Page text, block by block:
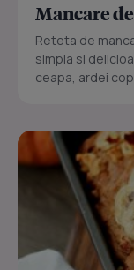
Mancare
Reteta de
simpla si
ceapa, ardei